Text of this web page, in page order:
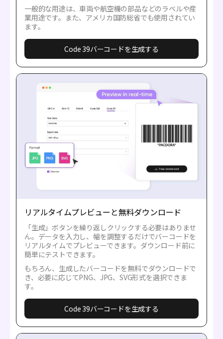
一般的な用途は、車両や航空機の部品などのラベルや産
業用途です。また、アメリカ国防総省でも使用されてい
ます。
Code 39バーコードを生成する
リアルタイムプレビューと無料ダウンロード
「生成」ボタンを繰り返しクリックする必要はありませ
ん。データを入力し、幅を調整するだけでバーコードを
リアルタイムでプレビューできます。ダウンロード前に
簡単にテストできます。
もちろん、生成したバーコードを無料でダウンロードで
き、必要に応じてPNG、JPG、SVG形式を選択できま
す。
Code 39バーコードを生成する